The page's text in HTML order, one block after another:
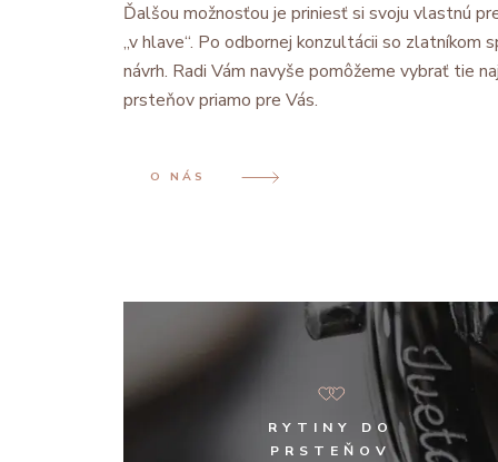
Ďalšou možnosťou je priniesť si svoju vlastnú
„v hlave“. Po odbornej konzultácii so zlatníkom
návrh. Radi Vám navyše pomôžeme vybrať tie
prsteňov priamo pre Vás.
O NÁS
RYTINY DO
PRSTEŇOV